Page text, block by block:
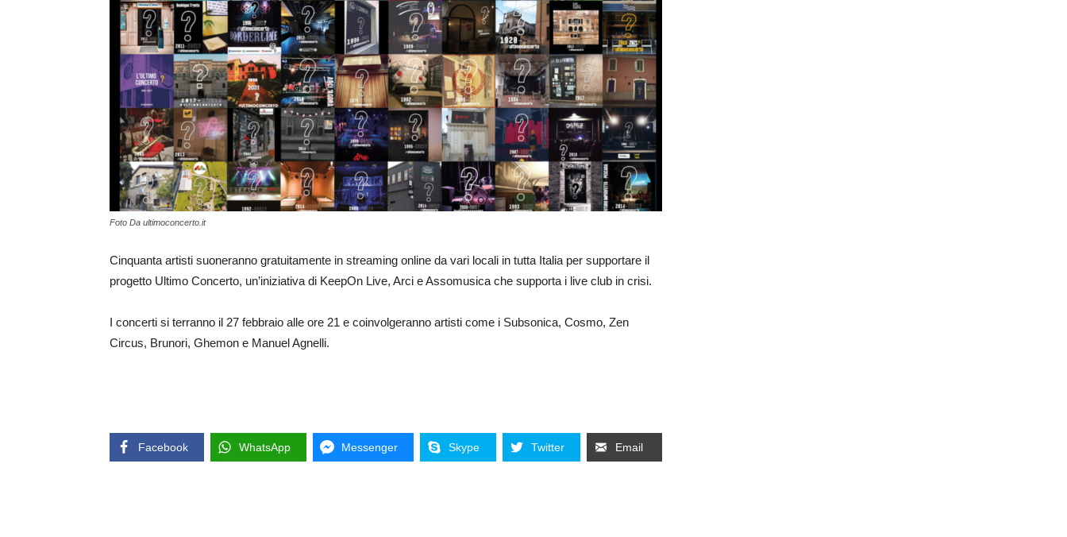
Foto Da ultimoconcerto.it
Cinquanta artisti suoneranno gratuitamente in streaming online da vari locali in tutta Italia per supportare il
progetto Ultimo Concerto, un’iniziativa di KeepOn Live, Arci e Assomusica che supporta i live club in crisi.
I concerti si terranno il 27 febbraio alle ore 21 e coinvolgeranno artisti come i Subsonica, Cosmo, Zen
Circus, Brunori, Ghemon e Manuel Agnelli.
Facebook WhatsApp Messenger Skype Twitter Email